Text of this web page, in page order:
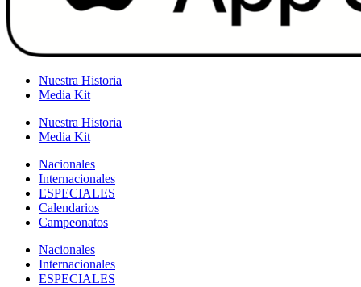
Nuestra Historia
Media Kit
Nuestra Historia
Media Kit
Nacionales
Internacionales
ESPECIALES
Calendarios
Campeonatos
Nacionales
Internacionales
ESPECIALES